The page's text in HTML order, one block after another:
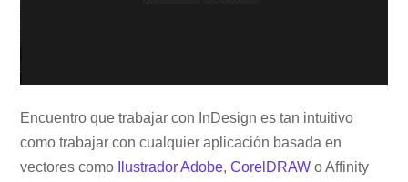
Encuentro que trabajar con InDesign es tan intuitivo
como trabajar con cualquier aplicación basada en
vectores como
Ilustrador Adobe,CorelDRAW o Affinity